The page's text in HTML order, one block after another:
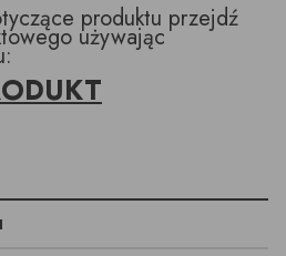
produktu przejdź
używając